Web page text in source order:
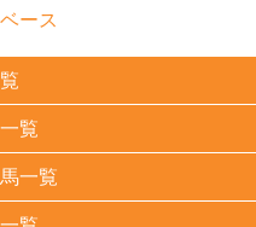
ース
覧
一覧